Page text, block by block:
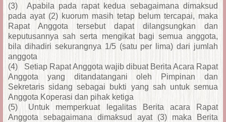
(3)
Apabila pada rapat kedua sebagaimana dimaksud
pada ayat (2) kuorum masih tetap belum tercapai, maka
Rapat Anggota tersebut dapat dilangsungkan dan
keputusannya sah serta mengikat bagi semua anggota,
bila dihadiri sekurangnya 1/5 (satu per lima) dari jumlah
anggota
(4)
Setiap Rapat Anggota wajib dibuat Berita Acara Rapat
Anggota yang ditandatangani oleh Pimpinan dan
Sekretaris sidang sebagai bukti yang sah untuk semua
Anggota Koperasi dan pihak ketiga
(5)
Untuk memperkuat legalitas Berita acara Rapat
Anggota sebagaimana dimaksud ayat (3) maka Berita